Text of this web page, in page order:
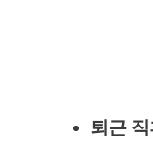
퇴근